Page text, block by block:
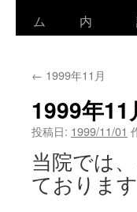
ム
内
← 1999年11月
1999年11
投稿日: 1999/11/01
当院では
ております